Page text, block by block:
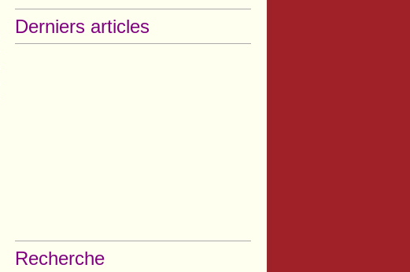
Derniers articles
Recherche